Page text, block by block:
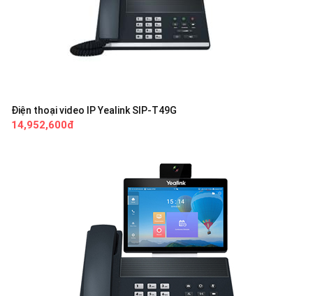
Điện thoại video IP Yealink SIP-T49G
14,952,600đ